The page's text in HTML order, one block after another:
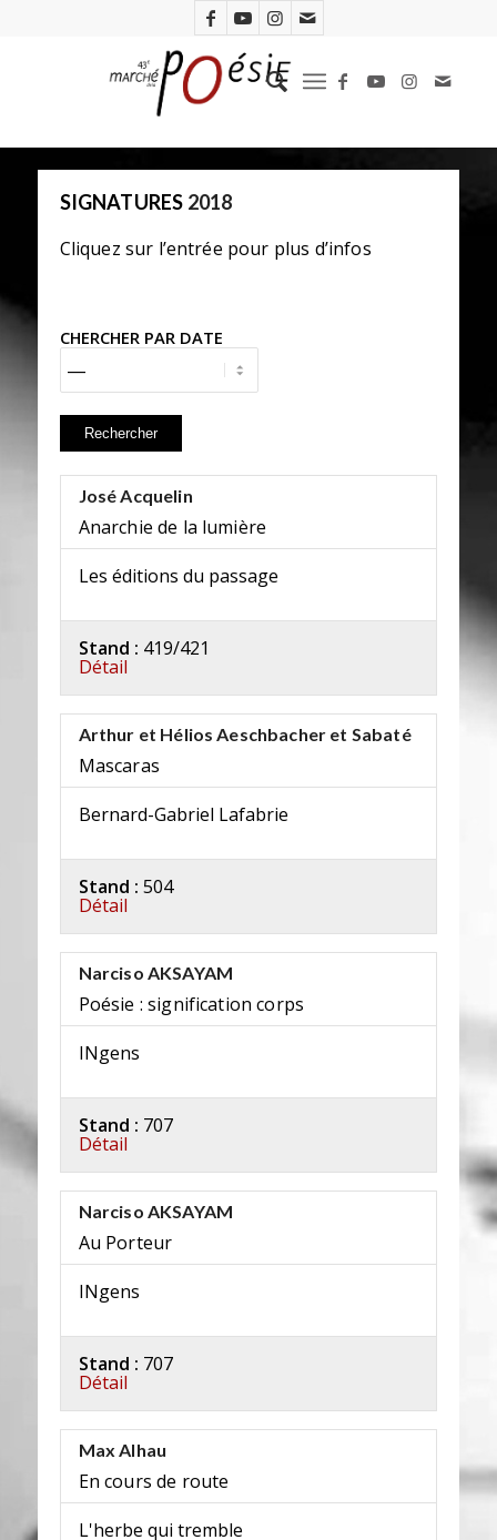
SIGNATURES 2018
Cliquez sur l’entrée pour plus d’infos
CHERCHER PAR DATE
José Acquelin
Anarchie de la lumière
Les éditions du passage
Stand : 419/421
Détail
Arthur et Hélios Aeschbacher et Sabaté
Mascaras
Bernard-Gabriel Lafabrie
Stand : 504
Détail
Narciso AKSAYAM
Poésie : signification corps
INgens
Stand : 707
Détail
Narciso AKSAYAM
Au Porteur
INgens
Stand : 707
Détail
Max Alhau
En cours de route
L'herbe qui tremble